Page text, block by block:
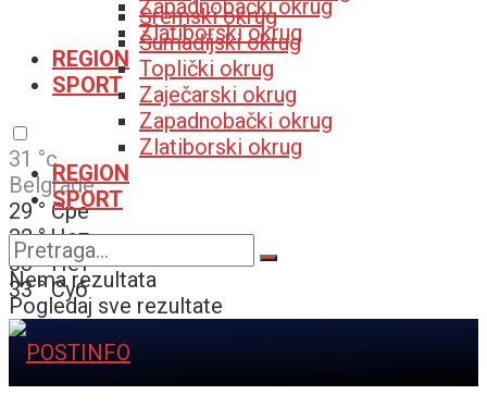
Zapadnobački okrug
Zlatiborski okrug
REGION
SPORT
31 °c
Belgrade
29 ° Сре
32 ° Чет
33 ° Пет
33 ° Суб
Sremski okrug
Šumadijski okrug
Toplički okrug
Zaječarski okrug
Zapadnobački okrug
Zlatiborski okrug
REGION
SPORT
Nema rezultata
Pogledaj sve rezultate